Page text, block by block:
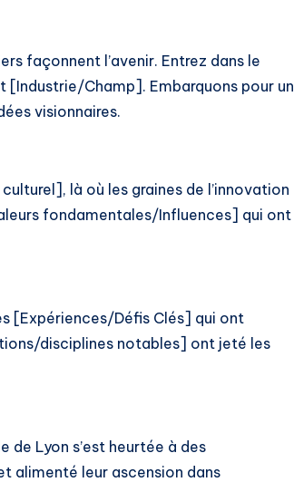
façonnent l’avenir. Entrez dans le
[Industrie/Champ]. Embarquons pour un
visionnaires.
là où les graines de l’innovation
fondamentales/Influences] qui ont
[Expériences/Défis Clés] qui ont
disciplines notables] ont jeté les
de Lyon s’est heurtée à des
alimenté leur ascension dans